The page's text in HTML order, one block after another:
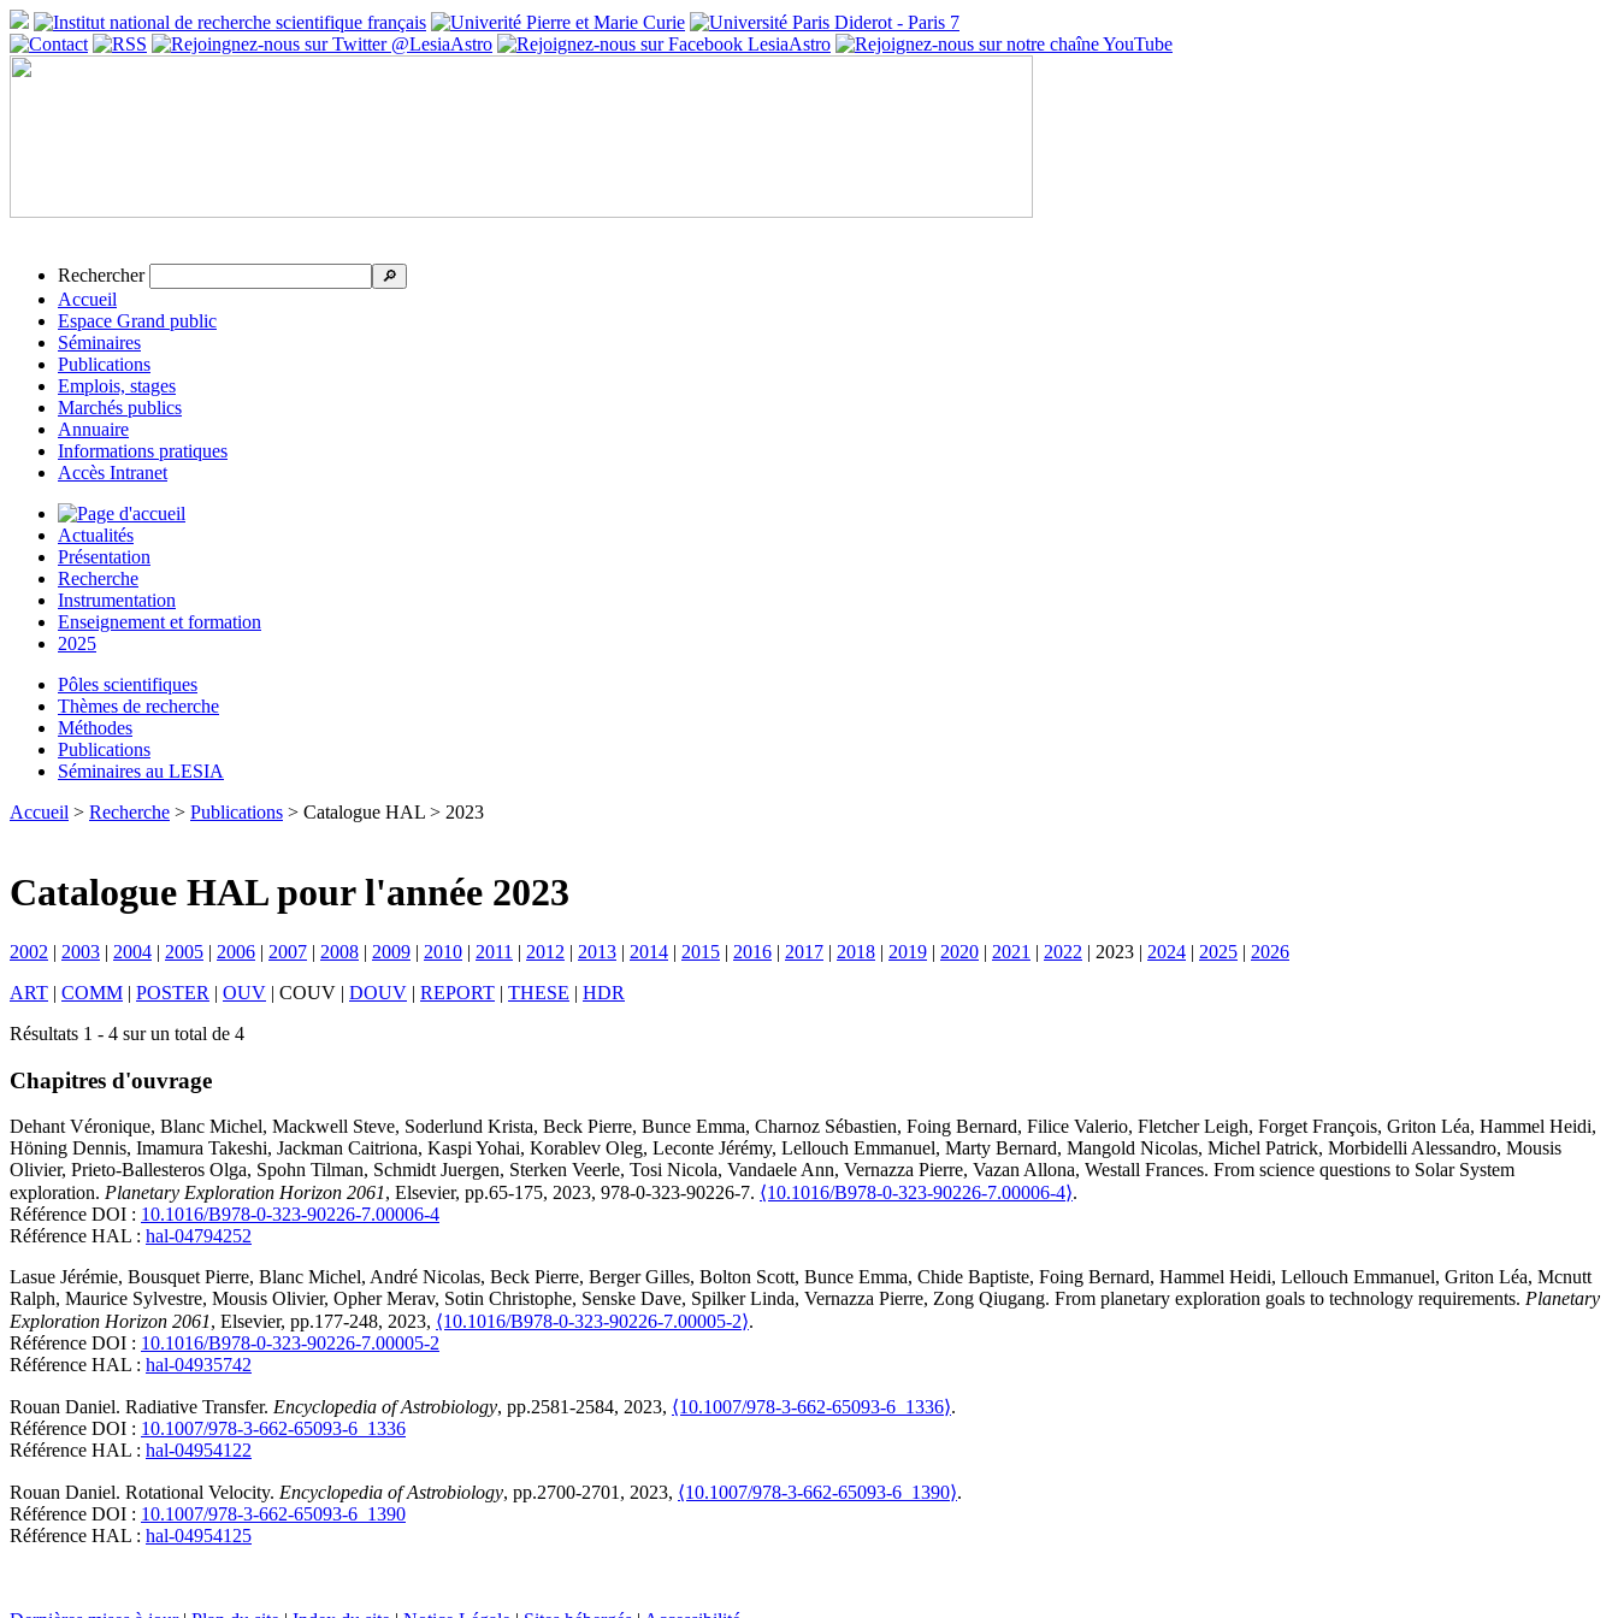
Rechercher 🔎
Accueil
Espace Grand public
Séminaires
Publications
Emplois, stages
Marchés publics
Annuaire
Informations pratiques
Accès Intranet
Actualités
Présentation
Recherche
Instrumentation
Enseignement et formation
2025
Pôles scientifiques
Thèmes de recherche
Méthodes
Publications
Séminaires au LESIA
Accueil > Recherche > Publications > Catalogue HAL > 2023
Catalogue HAL pour l'année 2023
2002 | 2003 | 2004 | 2005 | 2006 | 2007 | 2008 | 2009 | 2010 | 2011 | 2012 | 2013 | 2014 | 2015 | 2016 | 2017 | 2018 | 2019 | 2020 | 2021 | 2022 | 2023 | 2024 | 2025 | 2026
ART | COMM | POSTER | OUV | COUV | DOUV | REPORT | THESE | HDR
Résultats 1 - 4 sur un total de 4
Chapitres d'ouvrage
Dehant Véronique, Blanc Michel, Mackwell Steve, Soderlund Krista, Beck Pierre, Bunce Emma, Charnoz Sébastien, Foing Bernard, Filice Valerio, Fletcher Leigh, Forget François, Griton Léa, Hammel Heidi,
Höning Dennis, Imamura Takeshi, Jackman Caitriona, Kaspi Yohai, Korablev Oleg, Leconte Jérémy, Lellouch Emmanuel, Marty Bernard, Mangold Nicolas, Michel Patrick, Morbidelli Alessandro, Mousis
Olivier, Prieto-Ballesteros Olga, Spohn Tilman, Schmidt Juergen, Sterken Veerle, Tosi Nicola, Vandaele Ann, Vernazza Pierre, Vazan Allona, Westall Frances. From science questions to Solar System
exploration. Planetary Exploration Horizon 2061, Elsevier, pp.65-175, 2023, 978-0-323-90226-7. ⟨10.1016/B978-0-323-90226-7.00006-4⟩.
Référence DOI : 10.1016/B978-0-323-90226-7.00006-4
Référence HAL : hal-04794252
Lasue Jérémie, Bousquet Pierre, Blanc Michel, André Nicolas, Beck Pierre, Berger Gilles, Bolton Scott, Bunce Emma, Chide Baptiste, Foing Bernard, Hammel Heidi, Lellouch Emmanuel, Griton Léa, Mcnutt
Ralph, Maurice Sylvestre, Mousis Olivier, Opher Merav, Sotin Christophe, Senske Dave, Spilker Linda, Vernazza Pierre, Zong Qiugang. From planetary exploration goals to technology requirements. Planetary
Exploration Horizon 2061, Elsevier, pp.177-248, 2023, ⟨10.1016/B978-0-323-90226-7.00005-2⟩.
Référence DOI : 10.1016/B978-0-323-90226-7.00005-2
Référence HAL : hal-04935742
Rouan Daniel. Radiative Transfer. Encyclopedia of Astrobiology, pp.2581-2584, 2023, ⟨10.1007/978-3-662-65093-6_1336⟩.
Référence DOI : 10.1007/978-3-662-65093-6_1336
Référence HAL : hal-04954122
Rouan Daniel. Rotational Velocity. Encyclopedia of Astrobiology, pp.2700-2701, 2023, ⟨10.1007/978-3-662-65093-6_1390⟩.
Référence DOI : 10.1007/978-3-662-65093-6_1390
Référence HAL : hal-04954125